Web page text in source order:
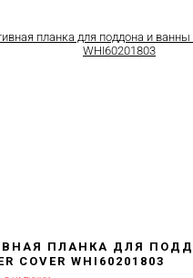
ПЛАНКА ДЛЯ
COVER WHI60201803